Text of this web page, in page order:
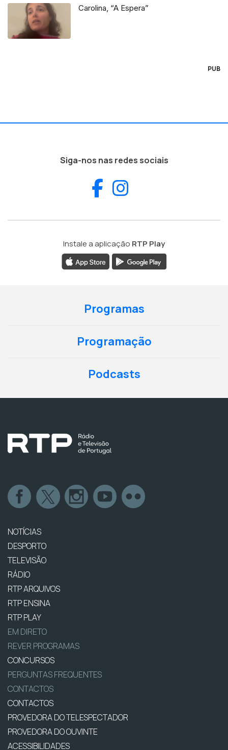
Carolina, “A Espera”
PUB
Siga-nos nas redes sociais
Facebook
Instale a aplicação RTP Play
Programas
Programação
Podcasts
NOTÍCIAS
DESPORTO
TELEVISÃO
RÁDIO
RTP ARQUIVOS
RTP ENSINA
RTP PLAY
EM DIRETO
REVER PROGRAMAS
CONCURSOS
PERGUNTAS FREQUENTES
CONTACTOS
CONTACTOS
PROVEDORA DO TELESPECTADOR
PROVEDORA DO OUVINTE
ACESSIBILIDADES